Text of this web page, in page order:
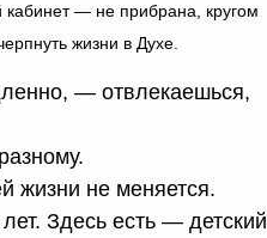
— не прибрана, кругом
жизни в Духе.
— отвлекаешься,
жизни не меняется.
Здесь есть — детский